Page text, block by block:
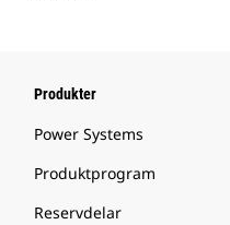
Produkter
Power Systems
Produktprogram
Reservdelar